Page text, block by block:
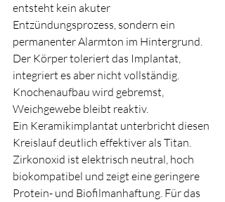
entsteht kein akuter
Entzündungsprozess, sondern ein
permanenter Alarmton im Hintergrund.
Der Körper toleriert das Implantat,
integriert es aber nicht vollständig.
Knochenaufbau wird gebremst,
Weichgewebe bleibt reaktiv.
Ein Keramikimplantat unterbricht diesen
Kreislauf deutlich effektiver als Titan.
Zirkonoxid ist elektrisch neutral, hoch
biokompatibel und zeigt eine geringere
Protein- und Biofilmanhaftung. Für das